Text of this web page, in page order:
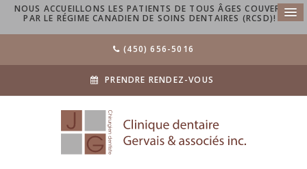
NOUS ACCUEILLONS LES PATIENTS DE TOUS ÂGES COUVERTS
PAR LE RÉGIME CANADIEN DE SOINS DENTAIRES (RCSD)!
(450) 656-5016
PRENDRE RENDEZ-VOUS